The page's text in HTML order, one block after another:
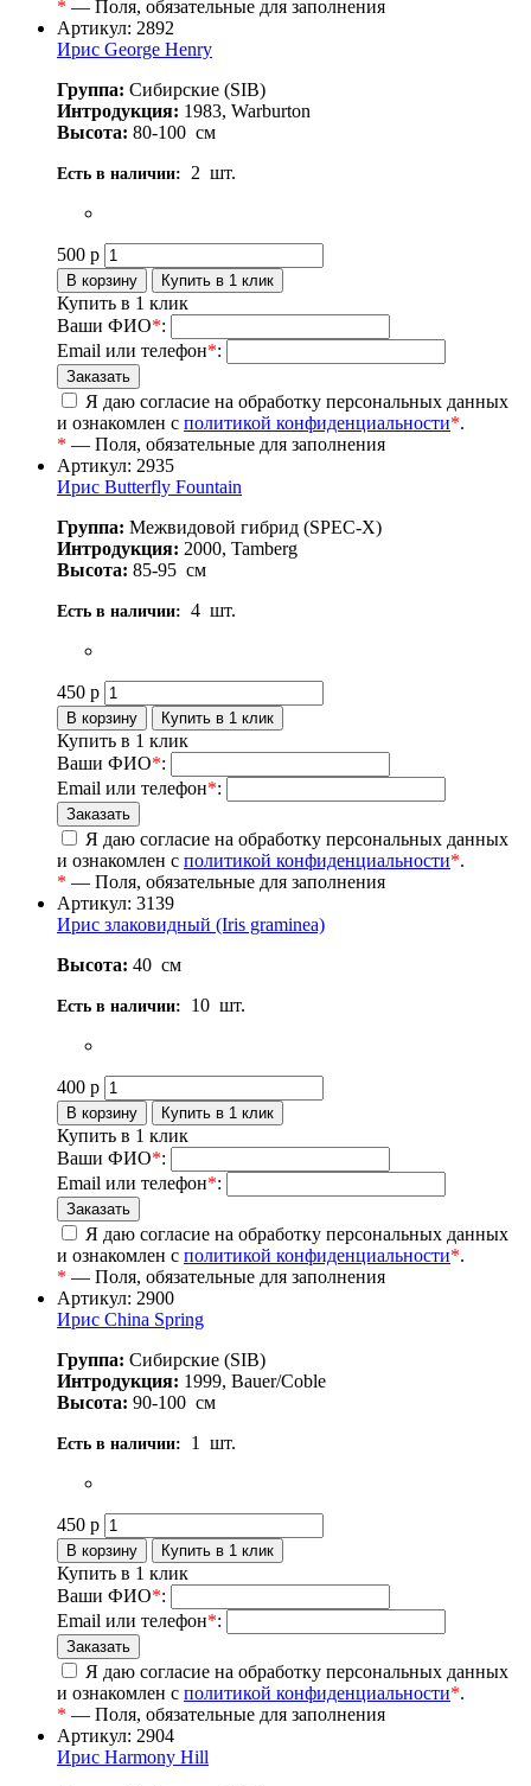
* — Поля, обязательные для заполнения
Артикул: 2892
Ирис George Henry
Группа: Сибирские (SIB)
Интродукция: 1983, Warburton
Высота: 80-100 см
Есть в наличии: 2 шт.
500 р
Купить в 1 клик
Ваши ФИО*:
Email или телефон*:
Я даю согласие на обработку персональных данных
и ознакомлен с политикой конфиденциальности*.
* — Поля, обязательные для заполнения
Артикул: 2935
Ирис Butterfly Fountain
Группа: Межвидовой гибрид (SPEC-X)
Интродукция: 2000, Tamberg
Высота: 85-95 см
Есть в наличии: 4 шт.
450 р
Купить в 1 клик
Ваши ФИО*:
Email или телефон*:
Я даю согласие на обработку персональных данных
и ознакомлен с политикой конфиденциальности*.
* — Поля, обязательные для заполнения
Артикул: 3139
Ирис злаковидный (Iris graminea)
Высота: 40 см
Есть в наличии: 10 шт.
400 р
Купить в 1 клик
Ваши ФИО*:
Email или телефон*:
Я даю согласие на обработку персональных данных
и ознакомлен с политикой конфиденциальности*.
* — Поля, обязательные для заполнения
Артикул: 2900
Ирис China Spring
Группа: Сибирские (SIB)
Интродукция: 1999, Bauer/Coble
Высота: 90-100 см
Есть в наличии: 1 шт.
450 р
Купить в 1 клик
Ваши ФИО*:
Email или телефон*:
Я даю согласие на обработку персональных данных
и ознакомлен с политикой конфиденциальности*.
* — Поля, обязательные для заполнения
Артикул: 2904
Ирис Harmony Hill